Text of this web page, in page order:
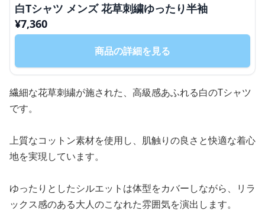
白Tシャツ メンズ 花草刺繍ゆったり半袖
¥7,360
商品の詳細を見る
繊細な花草刺繍が施された、高級感あふれる白のTシャツ
です。
上質なコットン素材を使用し、肌触りの良さと快適な着心
地を実現しています。
ゆったりとしたシルエットは体型をカバーしながら、リラ
ックス感のある大人のこなれた雰囲気を演出します。